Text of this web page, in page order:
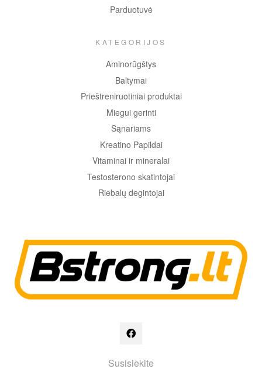
Susisiekite
Parduotuvė
KATEGORIJOS
Aminorūgštys
Baltymai
Prieštreniruotiniai produktai
Miegui gerinti
Sąnariams
Kreatino Papildai
Vitaminai ir mineralai
Testosterono skatintojai
Riebalų degintojai